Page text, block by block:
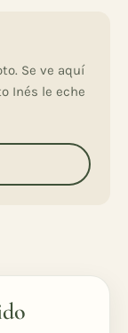
Se ve aquí
Inés le eche